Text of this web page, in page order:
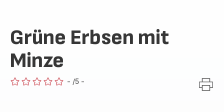
Grüne Erbsen mit
Minze
- /5 -